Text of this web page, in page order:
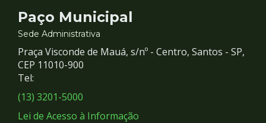
Contato
e
Redes
Sociais
Paço Municipal
Sede Administrativa
Praça Visconde de Mauá, s/nº - Centro, Santos - SP,
CEP 11010-900
Tel:
(13) 3201-5000
Lei de Acesso à Informação